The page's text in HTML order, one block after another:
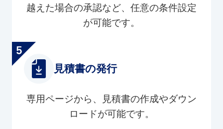
越えた場合の承認など、任意の条件設定
が可能です。
見積書の発行
専用ページから、見積書の作成やダウン
ロードが可能です。